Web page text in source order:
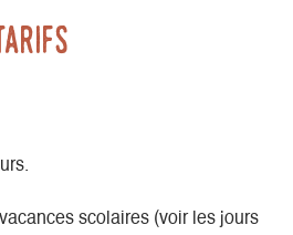
scolaires (voir les jours